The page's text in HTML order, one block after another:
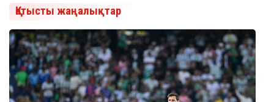
Қатысты жаңалықтар